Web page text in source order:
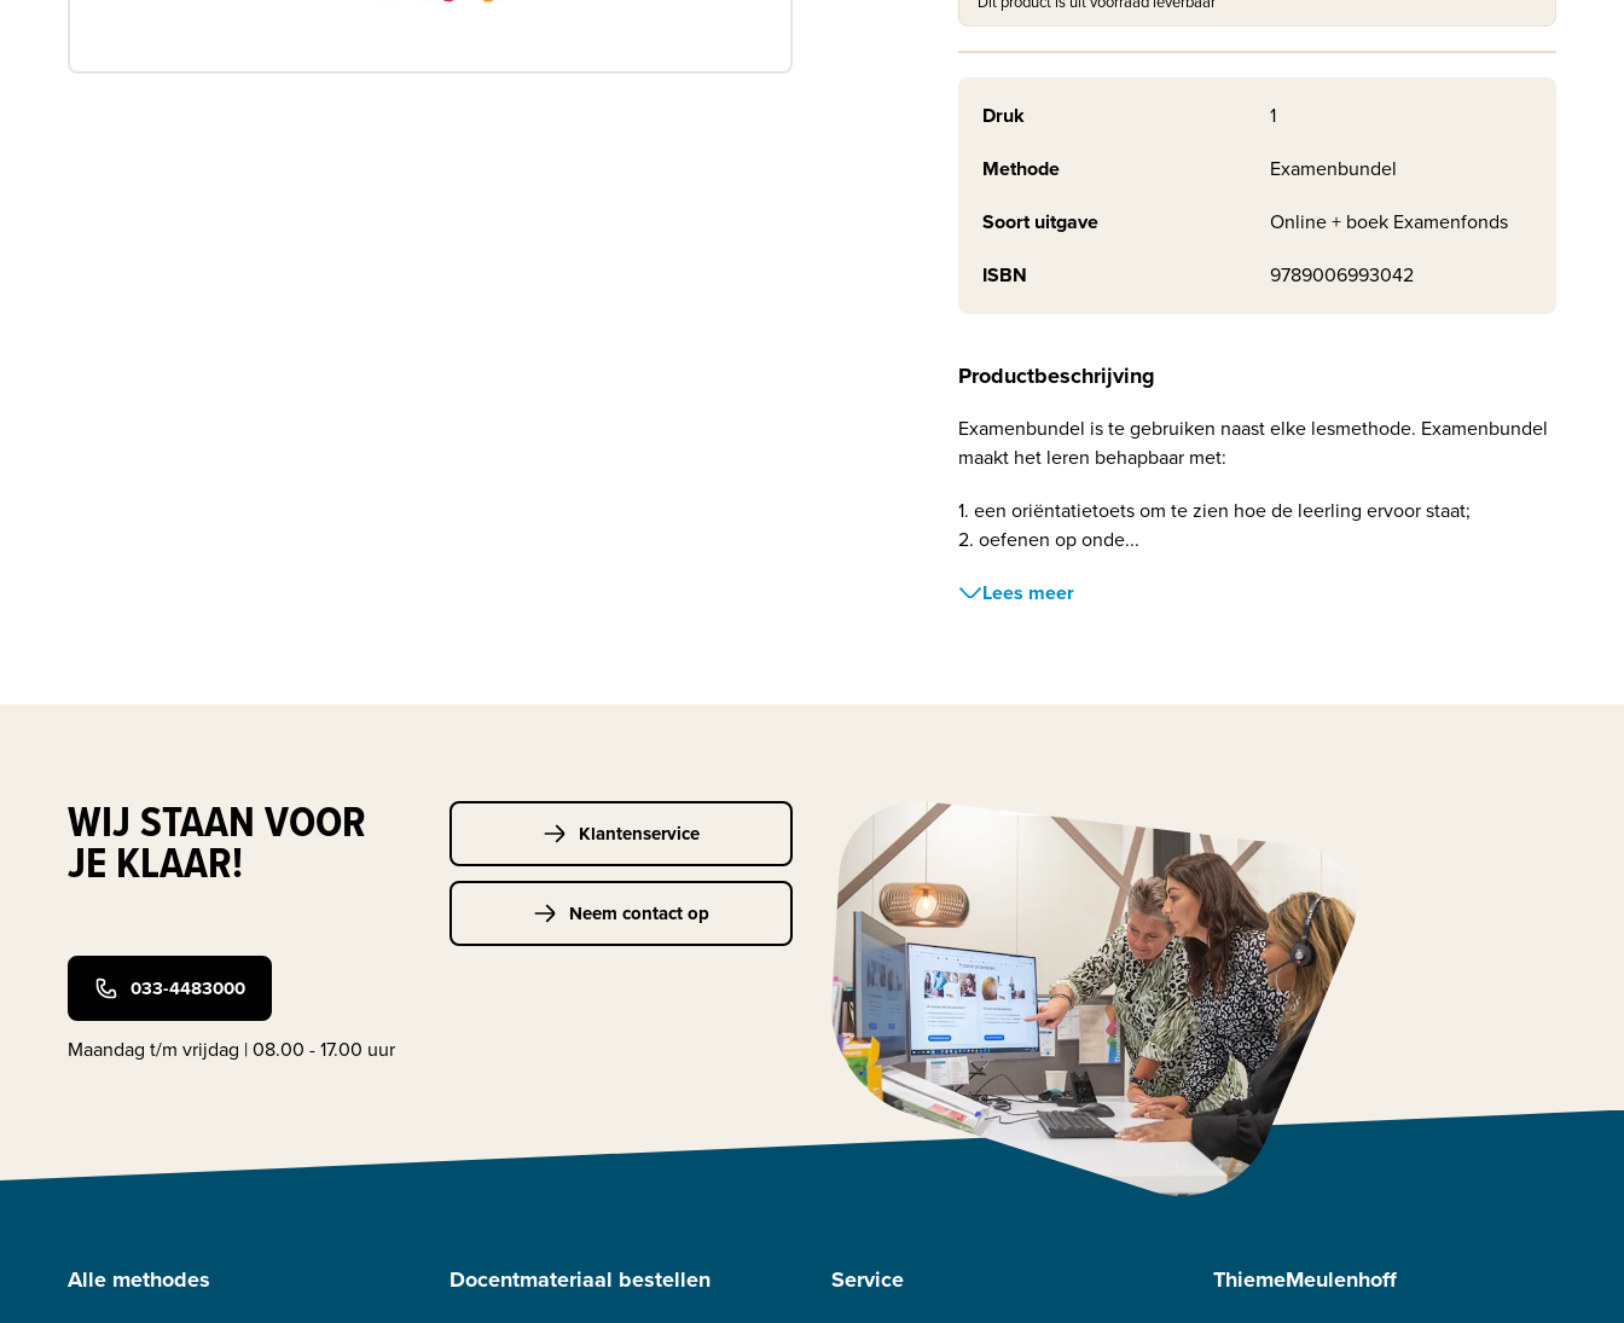
Druk
1
Methode
Examenbundel
Soort uitgave
Online + boek Examenfonds
ISBN
9789006993042
Productbeschrijving
Examenbundel is te gebruiken naast elke lesmethode. Examenbundel
maakt het leren behapbaar met:
1. een oriëntatietoets om te zien hoe de leerling ervoor staat;
2. oefenen op onde...
Lees meer
WIJ STAAN VOOR
JE KLAAR!
033-4483000
Maandag t/m vrijdag | 08.00 - 17.00 uur
Klantenservice
Neem contact op
Alle methodes Docentmateriaal bestellen Service ThiemeMeulenhoff